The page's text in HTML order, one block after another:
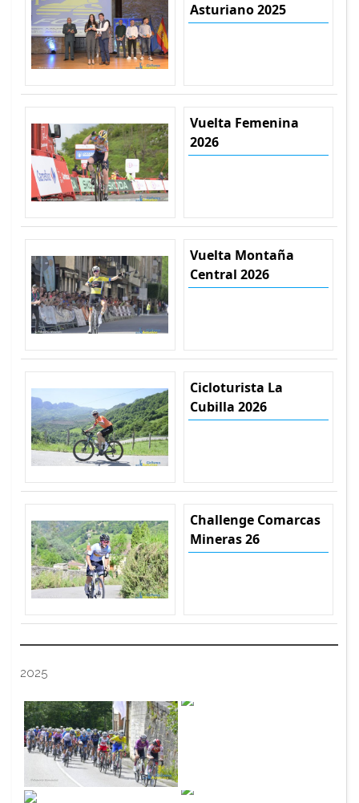
Asturiano 2025
Vuelta Femenina
2026
Vuelta Montaña
Central 2026
Cicloturista La
Cubilla 2026
Challenge Comarcas
Mineras 26
2025